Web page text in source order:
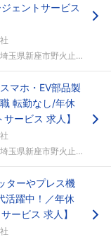
ェントサービス
県新座市野火止2-5-...
マホ・EV部品製
転勤なし/年休
ービス 求人】
県新座市野火止2-5-...
ターやプレス機
活躍中！／年休
ービス 求人】